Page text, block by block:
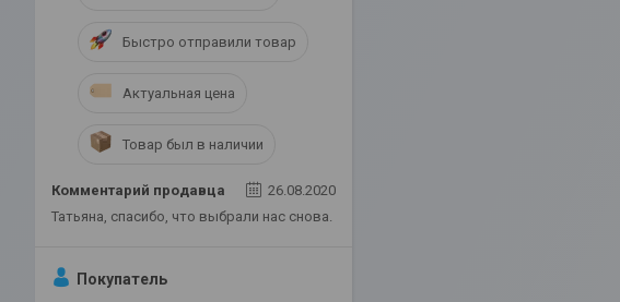
Быстро отправили товар
Актуальная цена
Товар был в наличии
Комментарий продавца
26.08.2020
Татьяна, спасибо, что выбрали нас снова.
Покупатель